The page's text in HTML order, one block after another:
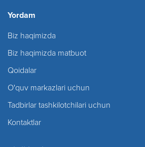
Yordam
Biz haqimizda
Biz haqimizda matbuot
Qoidalar
O'quv markazlari uchun
Tadbirlar tashkilotchilari uchun
Kontaktlar